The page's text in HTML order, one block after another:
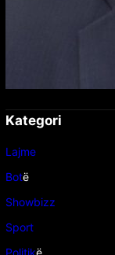
Kategori
Lajme
Botë
Showbizz
Sport
Politikë